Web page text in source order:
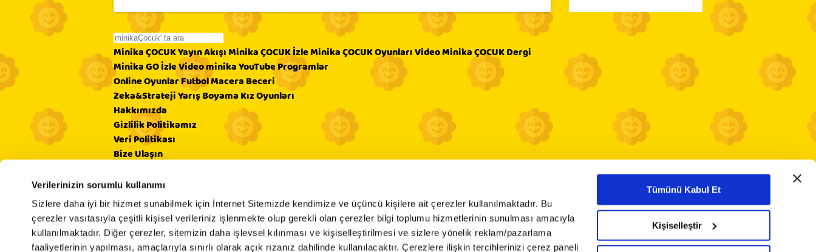
Verilerinizin sorumlu kullanımı
Sizlere daha iyi bir hizmet sunabilmek için İnternet Sitemizde kendimize ve üçüncü kişilere ait çerezler kullanılmaktadır. Bu
çerezler vasıtasıyla çeşitli kişisel verileriniz işlenmekte olup gerekli olan çerezler bilgi toplumu hizmetlerinin sunulması amacıyla
kullanılmaktadır. Diğer çerezler, sitemizin daha işlevsel kılınması ve kişiselleştirilmesi ve sizlere yönelik reklam/pazarlama
faaliyetlerinin yapılması, amaçlarıyla sınırlı olarak açık rızanız dahilinde kullanılacaktır. Çerezlere ilişkin tercihlerinizi çerez paneli
Tümünü Kabul Et
Kişiselleştir
Minika ÇOCUK Yayın AkışıMinika ÇOCUK İzleMinika ÇOCUK OyunlarıVideoMinika ÇOCUK Dergi
Minika GO İzleVideominika YouTubeProgramlar
Online OyunlarFutbolMacera Beceri
Zeka&StratejiYarışBoyama Kız Oyunları
Hakkımızda
Gizlilik Politikamız
Veri Politikası
Bize Ulaşın
EBülten
SSS
Güvenli İnternet
Rss
© 2020 minika. Tüm hakları saklıdır.